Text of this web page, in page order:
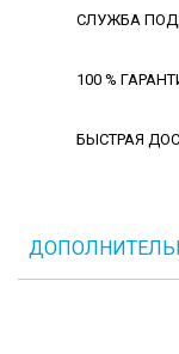
СЛУЖБА
100 %
БЫСТРАЯ